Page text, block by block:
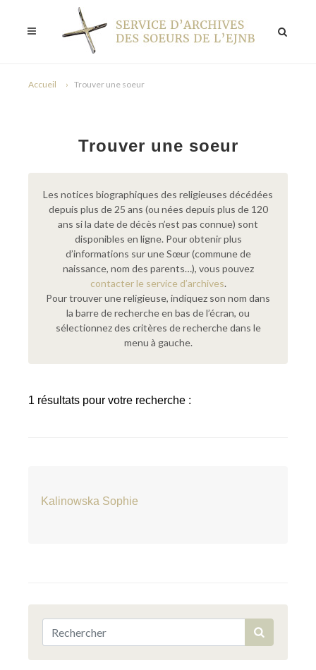
Accueil Trouver une soeur
Trouver une soeur
Les notices biographiques des religieuses décédées
depuis plus de 25 ans (ou nées depuis plus de 120
ans si la date de décès n’est pas connue) sont
disponibles en ligne. Pour obtenir plus
d’informations sur une Sœur (commune de
naissance, nom des parents…), vous pouvez
contacter le service d’archives.
Pour trouver une religieuse, indiquez son nom dans
la barre de recherche en bas de l’écran, ou
sélectionnez des critères de recherche dans le
menu à gauche.
1 résultats pour votre recherche :
Kalinowska Sophie